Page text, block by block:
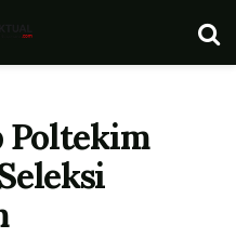
Poltekim